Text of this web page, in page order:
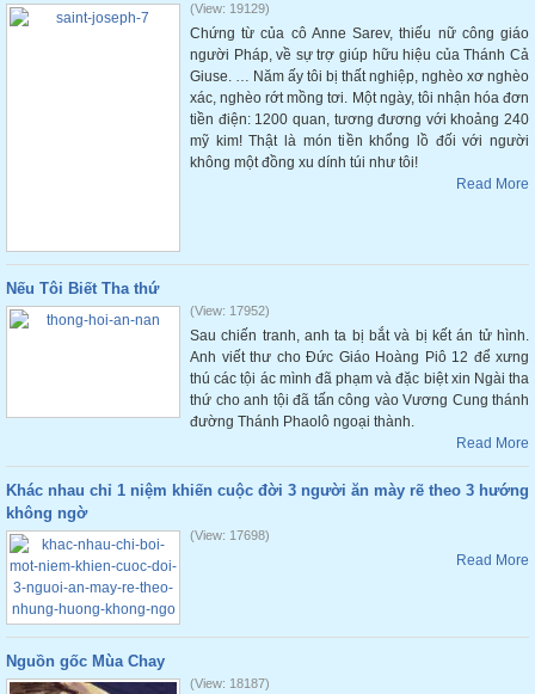
(View: 19129)
Chứng từ của cô Anne Sarev, thiếu nữ công giáo
người Pháp, về sự trợ giúp hữu hiệu của Thánh Cả
Giuse. … Năm ấy tôi bị thất nghiệp, nghèo xơ nghèo
xác, nghèo rớt mồng tơi. Một ngày, tôi nhận hóa đơn
tiền điện: 1200 quan, tương đương với khoảng 240
mỹ kim! Thật là món tiền khổng lồ đối với người
không một đồng xu dính túi như tôi!
Read More
Nếu Tôi Biết Tha thứ
(View: 17952)
Sau chiến tranh, anh ta bị bắt và bị kết án tử hình.
Anh viết thư cho Đức Giáo Hoàng Piô 12 để xưng
thú các tội ác mình đã phạm và đặc biệt xin Ngài tha
thứ cho anh tội đã tấn công vào Vương Cung thánh
đường Thánh Phaolô ngoại thành.
Read More
Khác nhau chỉ 1 niệm khiến cuộc đời 3 người ăn mày rẽ theo 3 hướng
không ngờ
(View: 17698)
Read More
Nguồn gốc Mùa Chay
(View: 18187)